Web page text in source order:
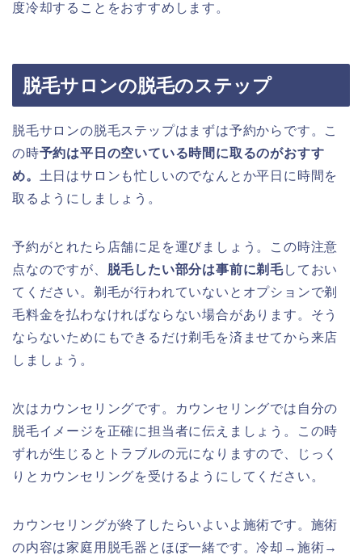
度冷却することをおすすめします。
脱毛サロンの脱毛のステップ
脱毛サロンの脱毛ステップはまずは予約からです。こ
の時予約は平日の空いている時間に取るのがおすす
め。 土日はサロンも忙しいのでなんとか平日に時間を
取るようにしましょう。
予約がとれたら店舗に足を運びましょう。この時注意
点なのですが、 脱毛したい部分は事前に剃毛しておい
てください。剃毛が行われていないとオプションで剃
毛料金を払わなければならない場合があります。そう
ならないためにもできるだけ剃毛を済ませてから来店
しましょう。
次はカウンセリングです。カウンセリングでは自分の
脱毛イメージを正確に担当者に伝えましょう。この時
ずれが生じるとトラブルの元になりますので、じっく
りとカウンセリングを受けるようにしてください。
カウンセリングが終了したらいよいよ施術です。施術
の内容は家庭用脱毛器とほぼ一緒です。冷却→施術→